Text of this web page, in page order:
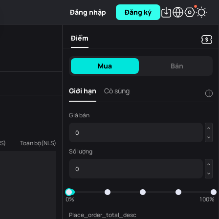
Đăng nhập Đăng ký
) Toàn bộ(NLS)
Điểm
Mua Bán
Giới hạn Cò súng !
Giá bán
Số lượng
0%
100%
Place_order_total_desc